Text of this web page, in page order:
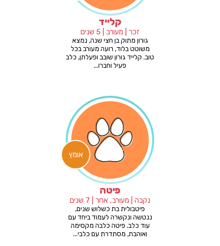
קלייד
זכר | מעורב | 5 שנים
גורון מתוק בן חצי שנה, נמצא
משוטט בלוד, רועה מעורב בכל
טוב. קלייד גורון שובב ופעלתן, כלב
פעיל וחברו...
אומץ
פיטה
נקבה | מעורב, אחר | 7 שנים
פיטבולית בת כשלוש שנים,
ננטשה ונקשרה לעמוד ביחד עם
עוד כלב. פיטה כלבה מקסימה
ואוהבת, מסתדרת עם כלבי...